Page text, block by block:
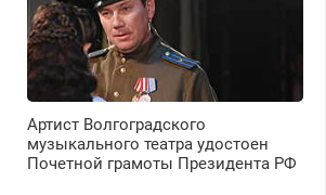
Артист Волгоградского
музыкального театра удостоен
Почетной грамоты Президента РФ